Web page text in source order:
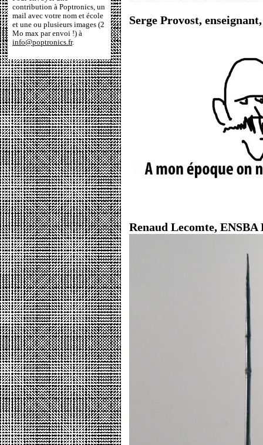
contribution à Poptronics, un
mail avec votre nom et école
et une ou plusieurs images (2
Mo max par envoi !) à
info@poptronics.fr.
Serge Provost,
Renaud Lecomte, ENSBA